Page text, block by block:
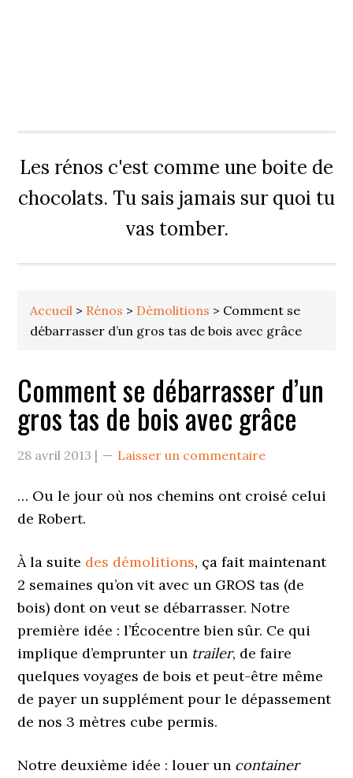
Les rénos c'est comme une boite de
chocolats. Tu sais jamais sur quoi tu
vas tomber.
Accueil > Rénos > Démolitions > Comment se
débarrasser d’un gros tas de bois avec grâce
Comment se débarrasser d’un
gros tas de bois avec grâce
28 avril 2013 | Laisser un commentaire
… Ou le jour où nos chemins ont croisé celui
de Robert.
À la suite des démolitions, ça fait maintenant
2 semaines qu’on vit avec un GROS tas (de
bois) dont on veut se débarrasser. Notre
première idée : l’Écocentre bien sûr. Ce qui
implique d’emprunter un trailer, de faire
quelques voyages de bois et peut-être même
de payer un supplément pour le dépassement
de nos 3 mètres cube permis.
Notre deuxième idée : louer un container